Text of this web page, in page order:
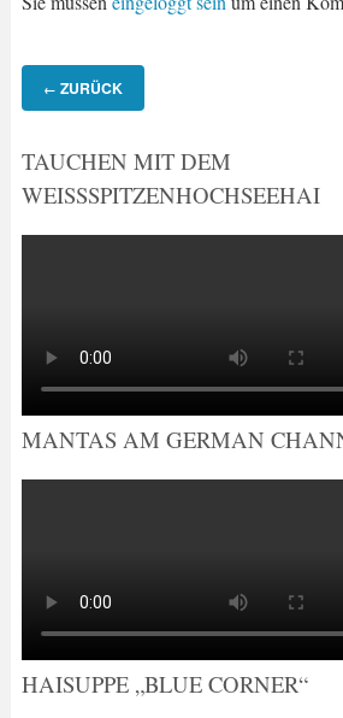
← ZURÜCK
TAUCHEN MIT DEM
WEISSSPITZENHOCHSEEHAI
MANTAS AM GERMAN
HAISUPPE „BLUE CORNER“